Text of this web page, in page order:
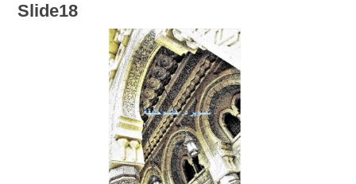
Slide18